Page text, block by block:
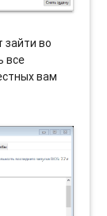
зайти во
все
вам